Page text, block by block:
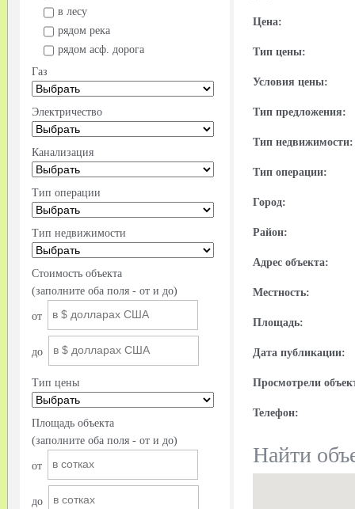
в лесу
рядом река
рядом асф. дорога
Газ
Электричество
Канализация
Тип операции
Тип недвижимости
Стоимость объекта
(заполните оба поля - от и до)
от
до
Тип цены
Площадь объекта
(заполните оба поля - от и до)
от
до
Цена:
Тип цены:
Условия цены:
Тип предложения:
Тип недвижимости:
Тип операции:
Город:
Район:
Адрес объекта:
Местность:
Площадь:
Дата публикации:
Просмотрели
Телефон:
Найти